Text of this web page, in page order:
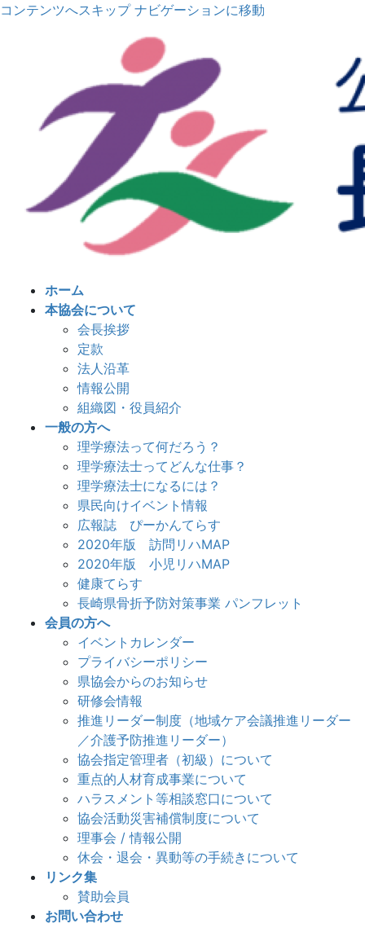
コンテンツへスキップ ナビゲーションに移動
ホーム
本協会について
会長挨拶
定款
法人沿革
情報公開
組織図・役員紹介
一般の方へ
理学療法って何だろう？
理学療法士ってどんな仕事？
理学療法士になるには？
県民向けイベント情報
広報誌 ぴーかんてらす
2020年版 訪問リハMAP
2020年版 小児リハMAP
健康てらす
長崎県骨折予防対策事業 パンフレット
会員の方へ
イベントカレンダー
プライバシーポリシー
県協会からのお知らせ
研修会情報
推進リーダー制度（地域ケア会議推進リーダー
／介護予防推進リーダー）
協会指定管理者（初級）について
重点的人材育成事業について
ハラスメント等相談窓口について
協会活動災害補償制度について
理事会 / 情報公開
休会・退会・異動等の手続きについて
リンク集
賛助会員
お問い合わせ